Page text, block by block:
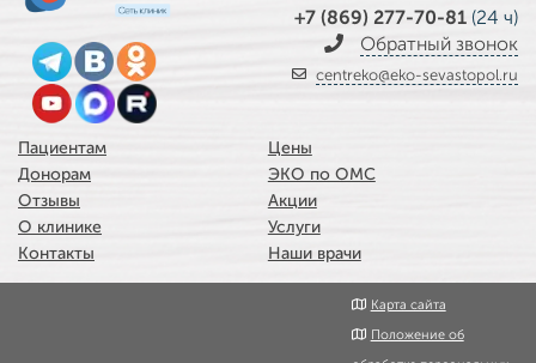
Пациентам
Донорам
Отзывы
О клинике
Контакты
Цены
ЭКО по ОМС
Акции
Услуги
Наши врачи
+7 (869) 277-70-81(24 ч)
Обратный звонок
centreko@eko-sevastopol.ru
Карта сайта
Положение об